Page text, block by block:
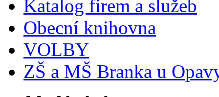
Katalog firem a služeb
Obecní knihovna
VOLBY
ZŠ a MŠ Branka u